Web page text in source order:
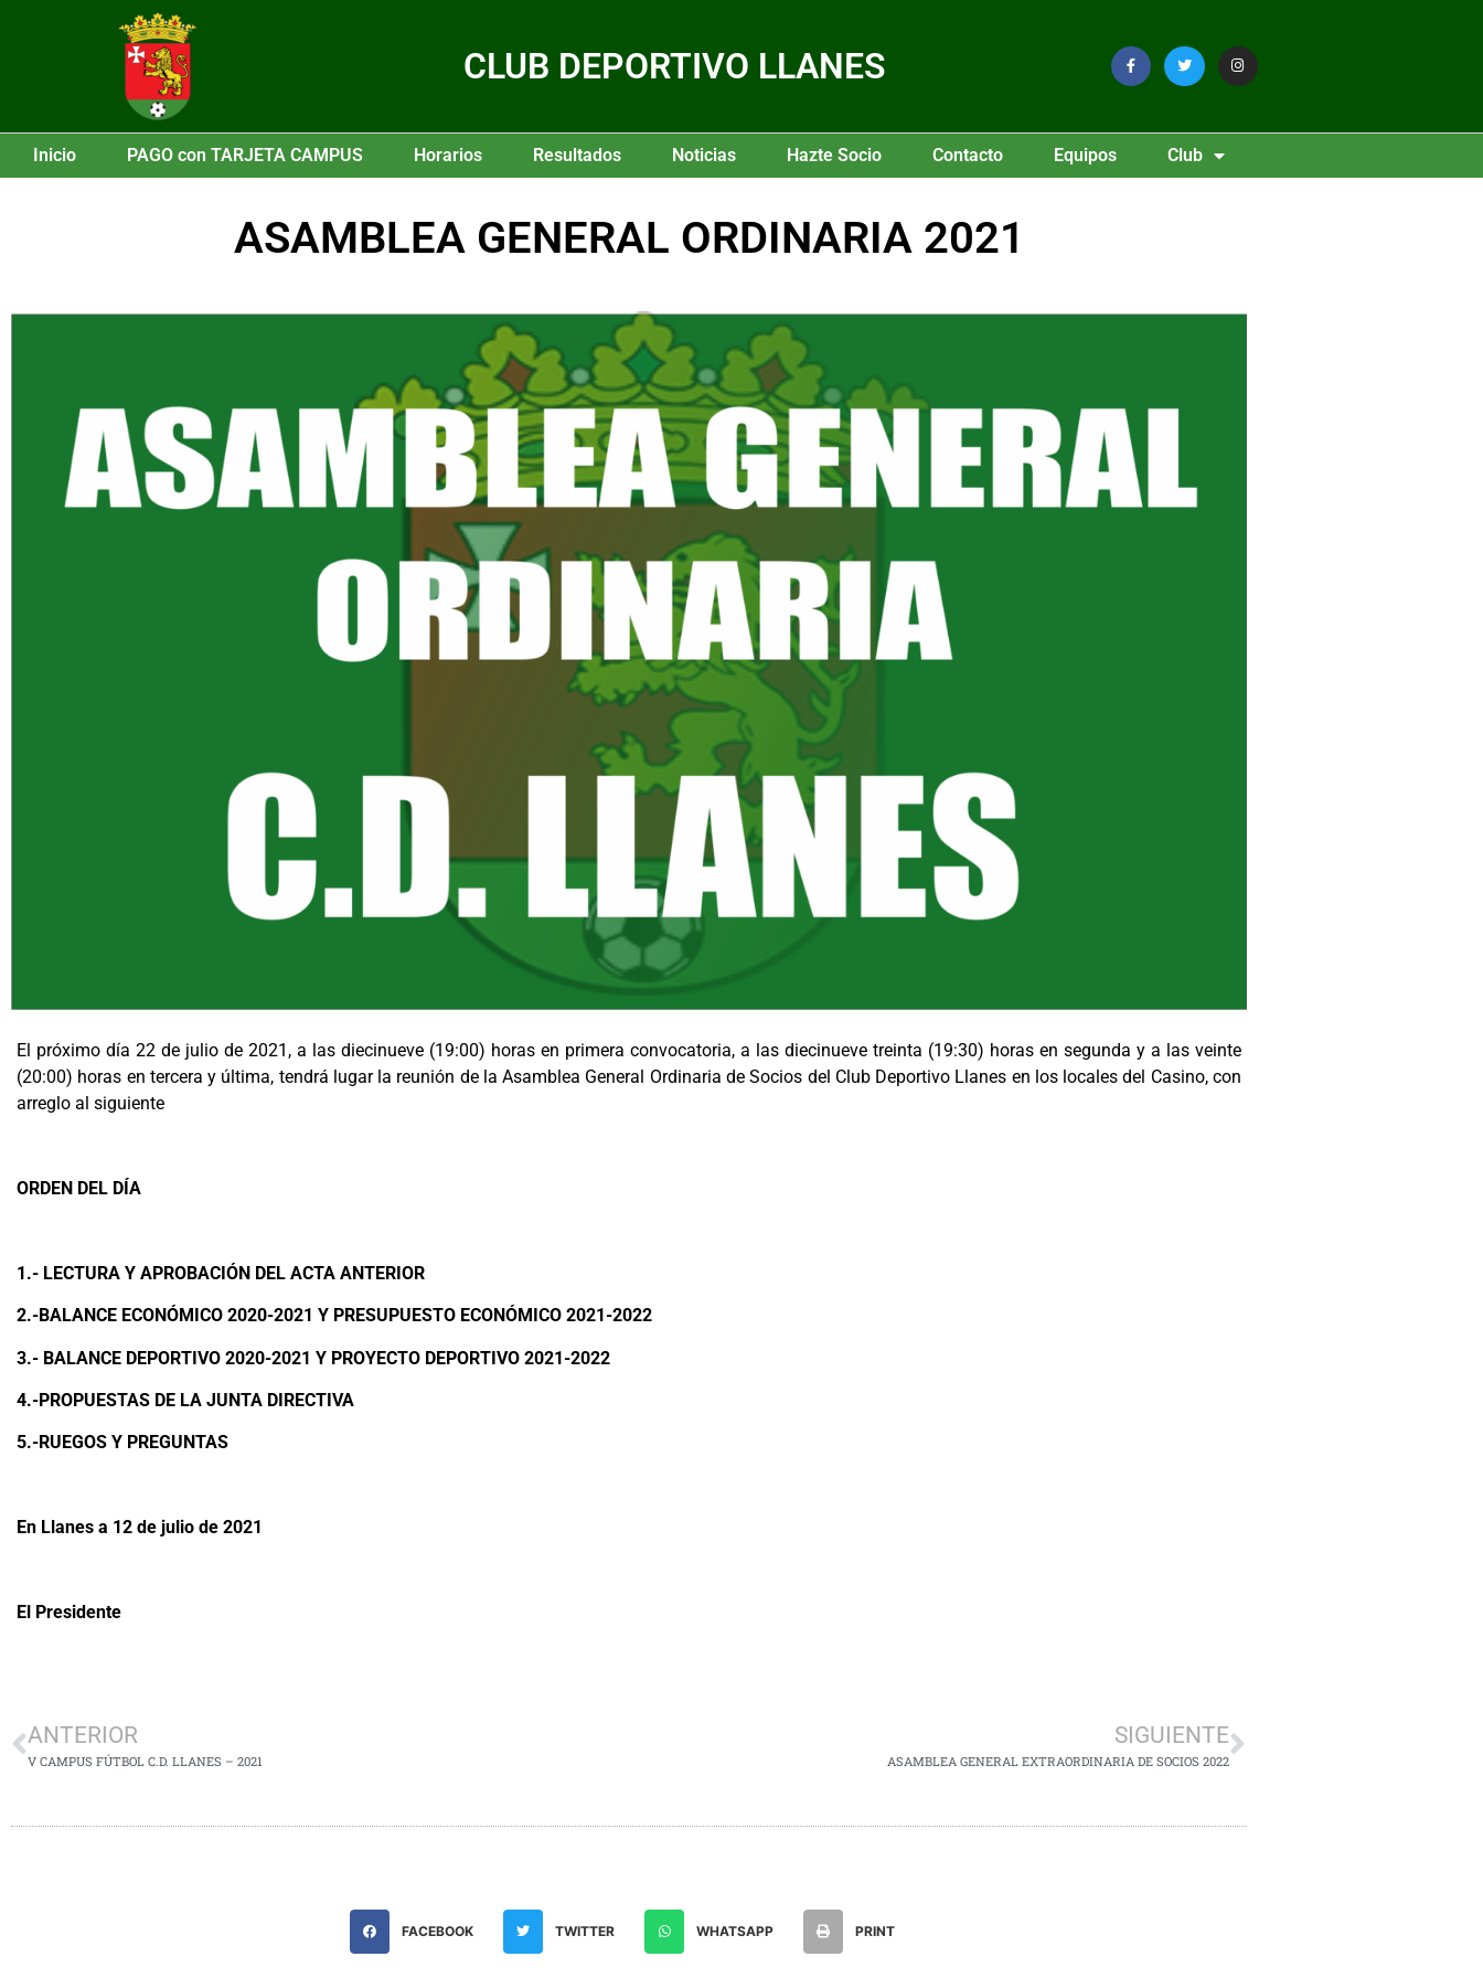
CLUB DEPORTIVO LLANES
Inicio PAGO con TARJETA CAMPUS Horarios Resultados Noticias Hazte Socio Contacto Equipos Club
ASAMBLEA GENERAL ORDINARIA 2021
El próximo día 22 de julio de 2021, a las diecinueve (19:00) horas en primera convocatoria, a las diecinueve treinta (19:30) horas en segunda y a las veinte
(20:00) horas en tercera y última, tendrá lugar la reunión de la Asamblea General Ordinaria de Socios del Club Deportivo Llanes en los locales del Casino, con
arreglo al siguiente
ORDEN DEL DÍA
1.- LECTURA Y APROBACIÓN DEL ACTA ANTERIOR
2.-BALANCE ECONÓMICO 2020-2021 Y PRESUPUESTO ECONÓMICO 2021-2022
3.- BALANCE DEPORTIVO 2020-2021 Y PROYECTO DEPORTIVO 2021-2022
4.-PROPUESTAS DE LA JUNTA DIRECTIVA
5.-RUEGOS Y PREGUNTAS
En Llanes a 12 de julio de 2021
El Presidente
ANTERIOR
V CAMPUS FÚTBOL C.D. LLANES – 2021
SIGUIENTE
ASAMBLEA GENERAL EXTRAORDINARIA DE SOCIOS 2022
FACEBOOK TWITTER WHATSAPP PRINT